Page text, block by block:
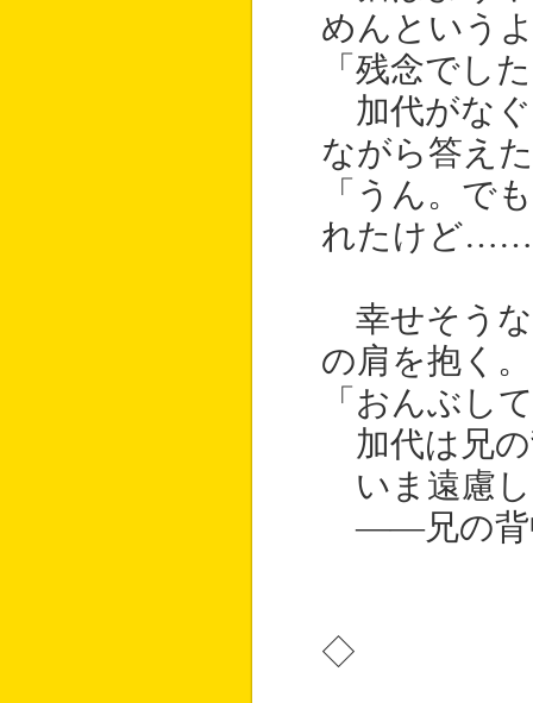
めんという
「残念でし
加代がなぐ
ながら答え
「うん。で
れたけど……
幸せそうな
の肩を抱く。
「おんぶし
加代は兄の
いま遠慮し
――兄の背
◇